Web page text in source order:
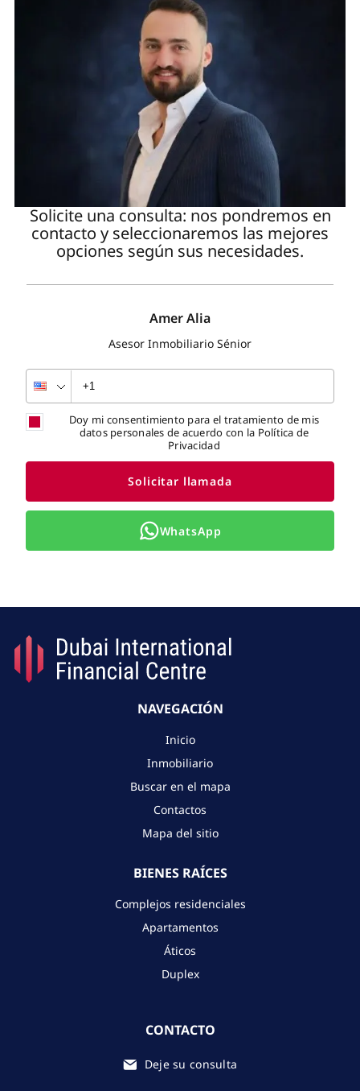
Solicite una consulta: nos pondremos en
contacto y seleccionaremos las mejores
opciones según sus necesidades.
Amer Alia
Asesor Inmobiliario Sénior
Doy mi consentimiento para el tratamiento de mis
datos personales de acuerdo con la Política de
Privacidad
Solicitar llamada
WhatsApp
NAVEGACIÓN
Inicio
Inmobiliario
Buscar en el mapa
Contactos
Mapa del sitio
BIENES RAÍCES
Complejos residenciales
Apartamentos
Áticos
Duplex
CONTACTO
Deje su consulta